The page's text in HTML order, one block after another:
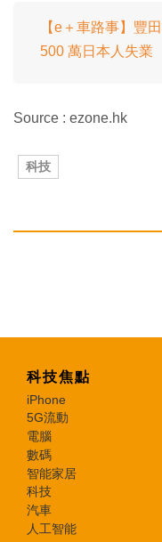
【e＋車路事】豐
500 萬日本人失業
Source : ezone.hk
科技
科技焦點
iPhone
5G流動
電腦
數碼
智能家居
科技
汽車
人工智能